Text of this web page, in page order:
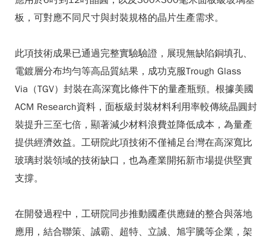
板，可對應不同尺寸與封裝規格的晶片生產需求。
此項技術成果已通過完整實驗驗證，展現無缺陷銅填孔、
電鍍層分布均勻等高品質結果，成功克服Trough Glass
Via（TGV）封裝在高深寬比條件下的量產瓶頸。根據美國
ACM Research資料，面板級封裝材料利用率較傳統晶圓封
裝提升三至七倍，顯著減少材料浪費並降低成本，為量產
提供經濟效益。工研院此項技術不僅補足台灣在高深寬比
玻璃封裝領域的技術缺口，也為產業開拓新市場提供堅實
支撐。
在開發過程中，工研院同步推動國產供應鏈的整合與落地
應用，結合聯策、誠霸、超特、立誠、旭宇騰等企業，架